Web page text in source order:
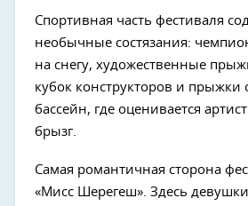
Спортивная часть фестиваля
необычные состязания:
на снегу, художественные
кубок конструкторов и прыжки
бассейн, где оценивается
брызг.
Самая романтичная сторона
«Мисс Шерегеш». Здесь